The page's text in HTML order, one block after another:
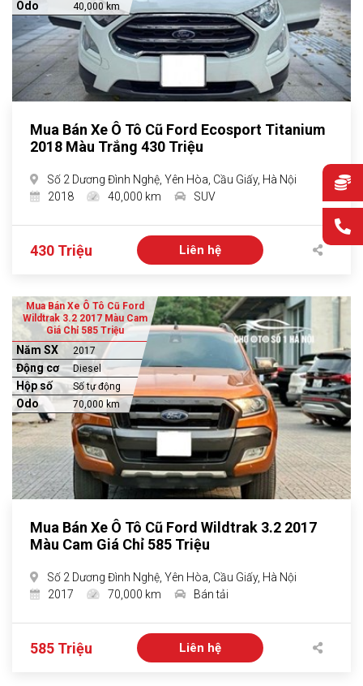
Odo 40,000 km
Mua Bán Xe Ô Tô Cũ Ford Ecosport Titanium
2018 Màu Trắng 430 Triệu
Số 2 Dương Đình Nghệ, Yên Hòa, Cầu Giấy, Hà Nội
2018
40,000 km SUV
430 Triệu Liên hệ
Mua Bán Xe Ô Tô Cũ Ford
Wildtrak 3.2 2017 Màu Cam
Giá Chỉ 585 Triệu
Năm SX 2017
Động cơ Diesel
Hộp số Số tự động
Odo 70,000 km
Mua Bán Xe Ô Tô Cũ Ford Wildtrak 3.2 2017
Màu Cam Giá Chỉ 585 Triệu
Số 2 Dương Đình Nghệ, Yên Hòa, Cầu Giấy, Hà Nội
2017
70,000 km Bán tải
585 Triệu Liên hệ